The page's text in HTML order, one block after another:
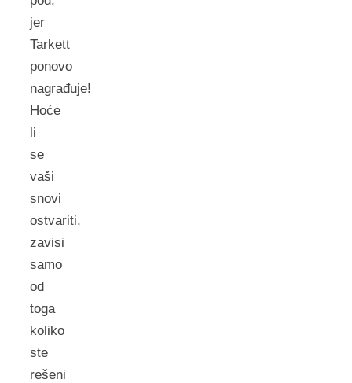
jer
Tarkett
ponovo
nagrađuje!
Hoće
li
se
vaši
snovi
ostvariti,
zavisi
samo
od
toga
koliko
ste
rešeni